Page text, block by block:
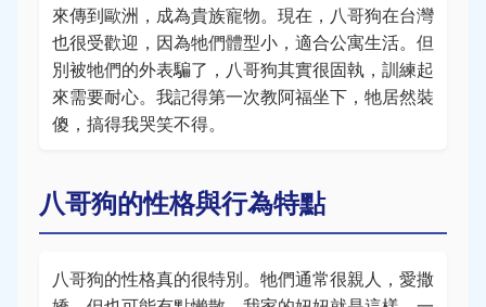
來傳到歐洲，成為貴族寵物。現在，八哥狗在台灣
也很受歡迎，因為牠們體型小，適合公寓生活。但
別被牠們的外表騙了，八哥狗其實很固執，訓練起
來需要耐心。我記得第一次教阿福坐下，牠居然裝
傻，搞得我哭笑不得。
八哥狗的性格與行為特點
八哥狗的性格真的很特別。牠們通常很親人，愛撒